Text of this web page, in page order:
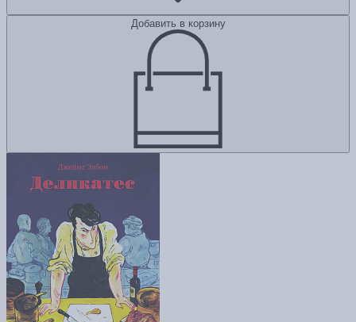
Добавить в корзину